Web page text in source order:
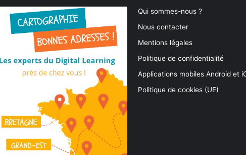
Qui sommes-nous ?
Nous contacter
Mentions légales
Politique de confidentialité
Applications mobiles Android et
Politique de cookies (UE)